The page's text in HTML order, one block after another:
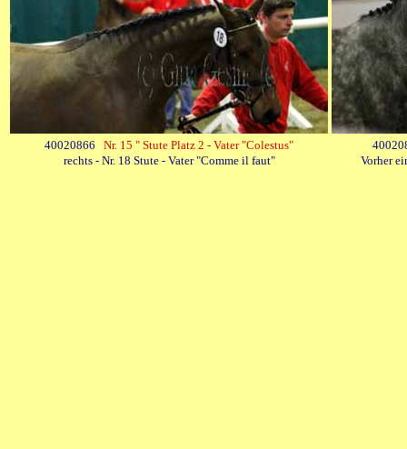
40020866 Nr. 15 " Stute Platz 2 - Vater "Colestus"
rechts - Nr. 18 Stute - Vater "Comme il faut"
Vorher